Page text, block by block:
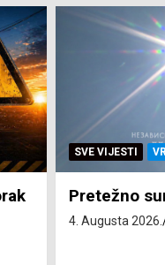
SVE VIJESTI
Pravo na
“Belarus”